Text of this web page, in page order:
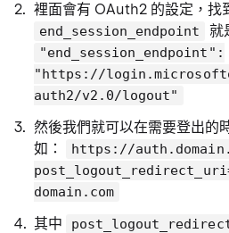
裡面會有 OAuth2 的設定，找
end_session_endpoint 就
"end_session_endpoint":
"https://
auth2/v2.0/logout"
然後我們就可以在需要登出的
如：
https://
domain.com
其中